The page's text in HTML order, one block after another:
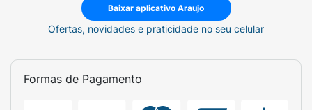
Baixar aplicativo Araujo
Ofertas, novidades e praticidade no seu celular
Formas de Pagamento